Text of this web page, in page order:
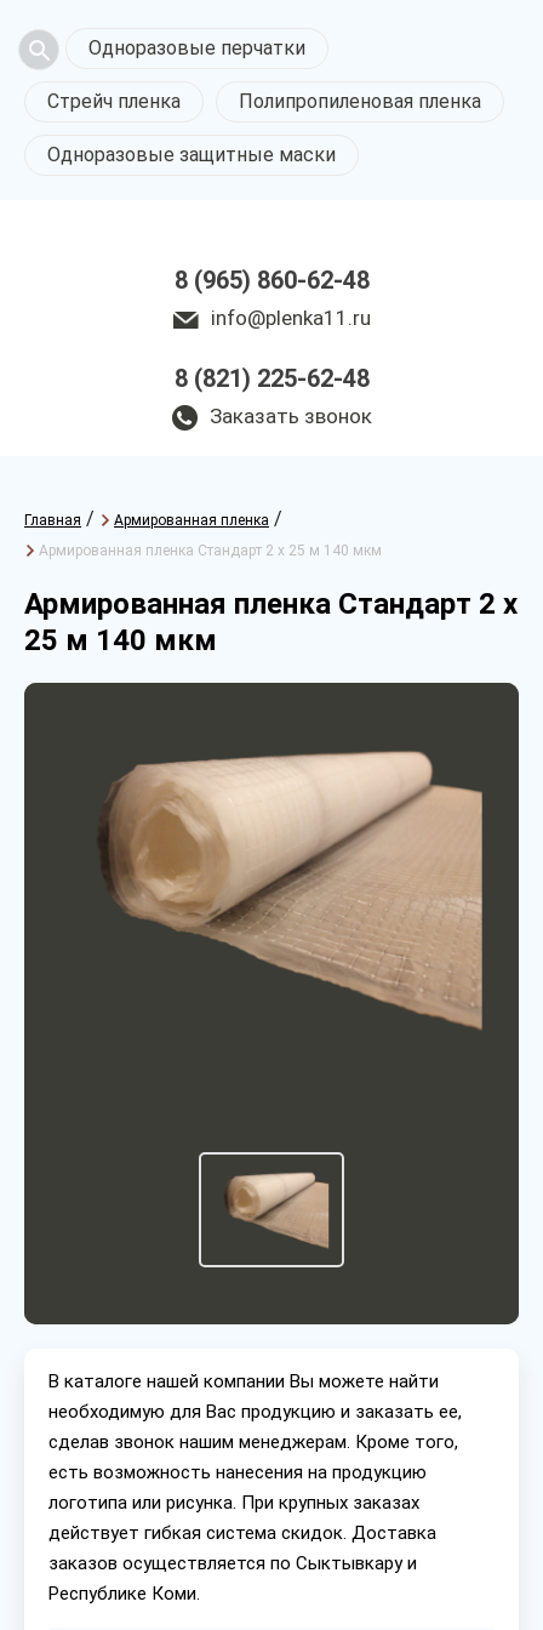
Одноразовые перчатки
Стрейч пленка Полипропиленовая пленка
Одноразовые защитные маски
8 (965) 860-62-48
info@plenka11.ru
8 (821) 225-62-48
Заказать звонок
Главная / Армированная пленка /
Армированная пленка Стандарт 2 х 25 м 140 мкм
Армированная пленка Стандарт 2 х
25 м 140 мкм
В каталоге нашей компании Вы можете найти
необходимую для Вас продукцию и заказать ее,
сделав звонок нашим менеджерам. Кроме того,
есть возможность нанесения на продукцию
логотипа или рисунка. При крупных заказах
действует гибкая система скидок. Доставка
заказов осуществляется по Сыктывкару и
Республике Коми.